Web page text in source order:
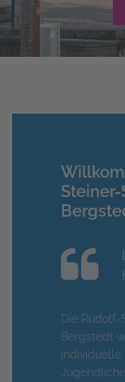
Die
Bergstedt
individuelle